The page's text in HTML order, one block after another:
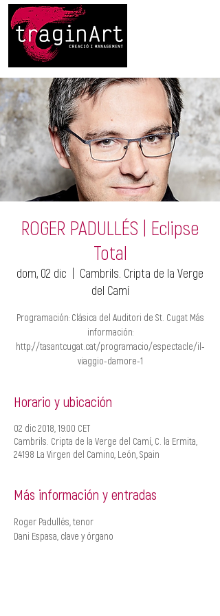
ROGER PADULLÉS | Eclipse
Total
dom, 02 dic
  |
Cambrils. Cripta de la Verge
del Camí
Programación: Clásica del Auditori de St. Cugat Más
información:
http://tasantcugat.cat/programacio/espectacle/il-
viaggio-damore-1
Horario y ubicación
02 dic 2018, 19:00 CET
Cambrils. Cripta de la Verge del Camí, C. la Ermita,
24198 La Virgen del Camino, León, Spain
Más información y entradas
Roger Padullés, tenor
Dani Espasa, clave y órgano